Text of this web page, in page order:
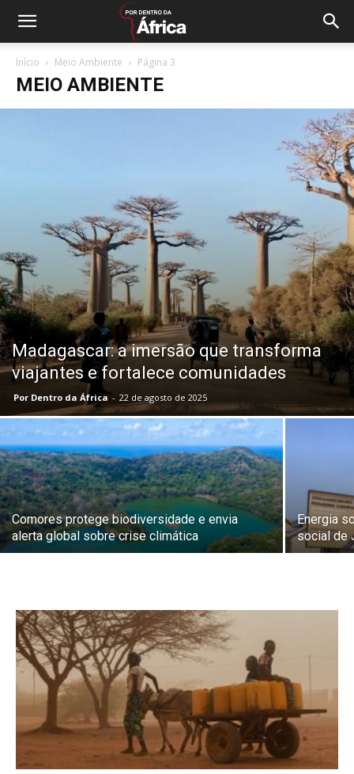
Início Meio Ambiente Página 3
MEIO AMBIENTE
Madagascar: a imersão que transforma
viajantes e fortalece comunidades
Por Dentro da África - 22 de agosto de 2025
Comores protege biodiversidade e envia
alerta global sobre crise climática
Energia
social de